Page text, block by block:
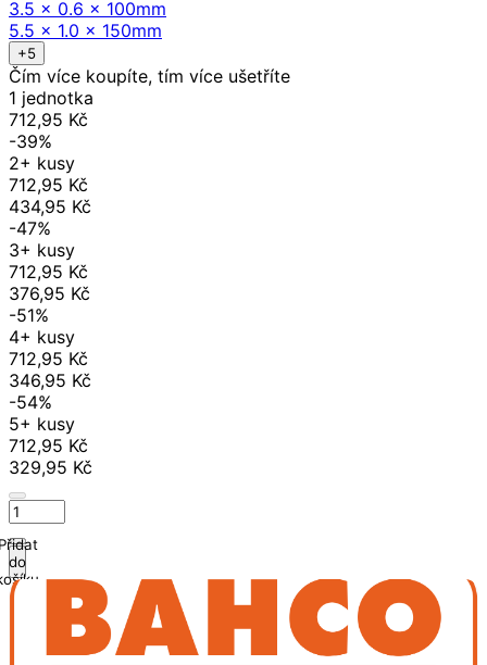
3.5 x 0.6 x 100mm
5.5 x 1.0 x 150mm
+5
Čím více koupíte, tím více ušetříte
1 jednotka
712,95 Kč
-39%
2+ kusy
712,95 Kč
434,95 Kč
-47%
3+ kusy
712,95 Kč
376,95 Kč
-51%
4+ kusy
712,95 Kč
346,95 Kč
-54%
5+ kusy
712,95 Kč
329,95 Kč
do